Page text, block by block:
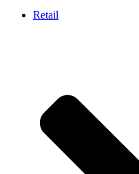
Retail